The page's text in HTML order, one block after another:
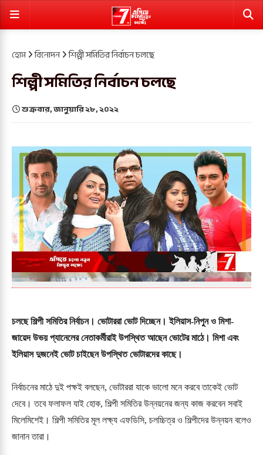
হোম বিনোদন শিল্পী সমিতির নির্বাচন চলছে
শিল্পী সমিতির নির্বাচন চলছে
শুক্রবার, জানুয়ারি ২৮, ২০২২
চলছে শিল্পী সমিতির নির্বাচন। ভোটাররা ভোট দিচ্ছেন। ইলিয়াস-নিপুন ও মিশা-
জায়েদ উভয় প্যানেলের নেতাকর্মীরাই উপস্থিত আছেন ভোটের মাঠে। মিশা এবং
ইলিয়াস দুজনেই ভোট চাইছেন উপস্থিত ভোটারদের কাছে।
নির্বাচনের মাঠে দুই পক্ষই বলছেন, ভোটাররা যাকে ভালো মনে করবে তাকেই ভোট
দেবে। তবে ফলাফল যাই হোক, শিল্পী সমিতির উন্নয়নের জন্য কাজ করবেন সবাই
মিলেমিশেই। শিল্পী সমিতির মূল লক্ষ্য এফডিসি, চলচ্চিত্র ও শিল্পীদের উন্নয়ন বলেও
জানান তারা।